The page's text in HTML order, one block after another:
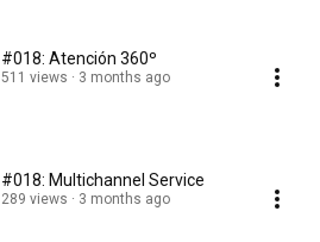
#018: Atención 360º
511 views 3 months ago
#018: Multichannel Service
289 views 3 months ago